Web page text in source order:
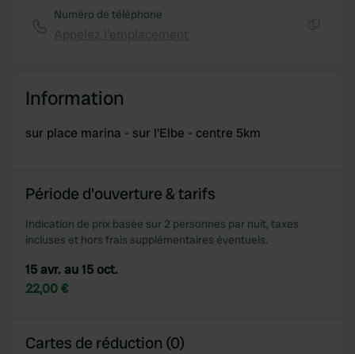
Numéro de téléphone
Information
sur place marina - sur l'Elbe - centre 5km
Période d'ouverture & tarifs
Indication de prix basée sur 2 personnes par nuit, taxes
incluses et hors frais supplémentaires éventuels.
15 avr. au 15 oct.
22,00 €
Cartes de réduction (0)